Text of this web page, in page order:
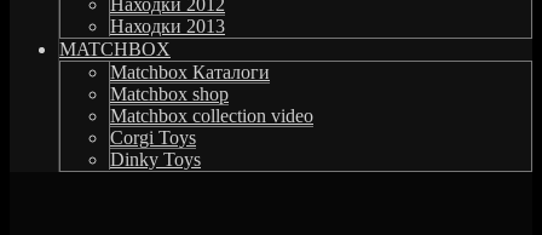
Находки 2013
MATCHBOX
Matchbox Каталоги
Matchbox shop
Matchbox collection video
Corgi Toys
Dinky Toys